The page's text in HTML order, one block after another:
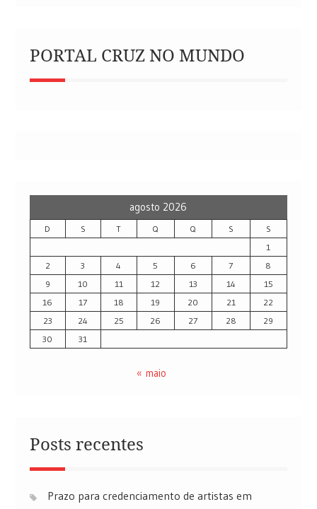
PORTAL CRUZ NO MUNDO
agosto 2026
D S T Q Q S
S
1
2
3 4 5 6 7
8
9
10 11 12 13 14
15
16
17 18 19 20 21
22
23
24 25 26 27 28
29
30
31
« maio
Posts recentes
Prazo para credenciamento de artistas em